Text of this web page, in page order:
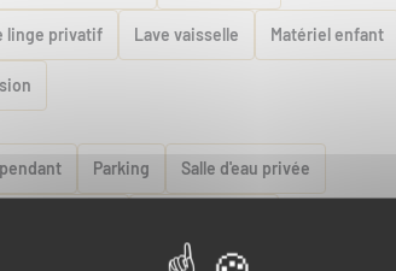
linge privatif Lave vaisselle Matériel enfant
Parking Salle d'eau privée